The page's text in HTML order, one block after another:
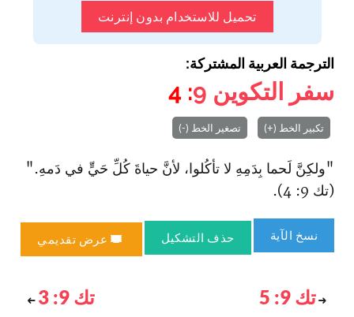
تحميل للاستخدام بدون إنترنت
الترجمة العربية المشتركة:
سفر التكوين 9
: 4
تكبير الخط (+) تصغير الخط (-)
"ولكِنَّ لَحما بِدَمِهِ لا تأكُلوا، لأنَّ حياةَ كُلِّ حَيٍّ في دَمهِ‌."
(تك 9: 4).
نسخ الآية حذف التشكيل عرض تقديمي
تك 9: 5 تك 9: 3